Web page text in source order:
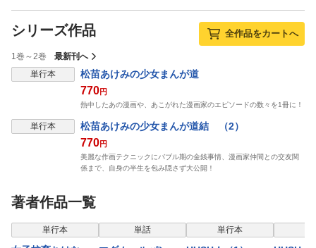
シリーズ作品 全作品をカートへ
1巻～2巻
最新刊へ
単行本
松苗あけみの少女まんが道
770円
熱中したあの漫画や、あこがれた漫画家のエピソードの数々を1冊に！
単行本 松苗あけみの少女まんが道結 （2）
770円
美麗な作画テクニックにバブル期の金銭事情、漫画家仲間との交友関
係まで、自身の半生を包み隠さず大公開！
著者作品一覧
単行本 単話 単行本